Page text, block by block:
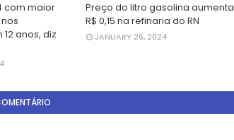
com maior
anos, diz
Preço do litro gasolina aumenta
R$ 0,15 na refinaria do RN
JANUARY 26, 2024